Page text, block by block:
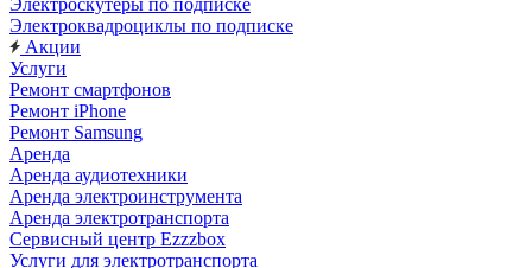
Электроскутеры по подписке
Электроквадроциклы по подписке
Акции
Услуги
Ремонт смартфонов
Ремонт iPhone
Ремонт Samsung
Аренда
Аренда аудиотехники
Аренда электроинструмента
Аренда электротранспорта
Сервисный центр Ezzzbox
Услуги для электротранспорта